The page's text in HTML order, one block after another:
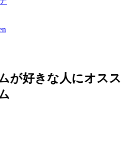
が好きな人にオスス